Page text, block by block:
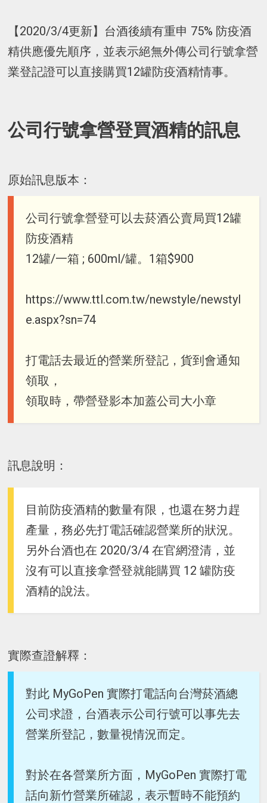
【2020/3/4更新】台酒後續有重申 75% 防疫酒
精供應優先順序，並表示絕無外傳公司行號拿營
業登記證可以直接購買12罐防疫酒精情事。
公司行號拿營登買酒精的訊息
原始訊息版本：
公司行號拿營登可以去菸酒公賣局買12罐
防疫酒精
12罐/一箱 ; 600ml/罐。1箱$900
https://www.ttl.com.tw/newstyle/newstyl
e.aspx?sn=74
打電話去最近的營業所登記，貨到會通知
領取，
領取時，帶營登影本加蓋公司大小章
訊息說明：
目前防疫酒精的數量有限，也還在努力趕
產量，務必先打電話確認營業所的狀況。
另外台酒也在 2020/3/4 在官網澄清，並
沒有可以直接拿營登就能購買 12 罐防疫
酒精的說法。
實際查證解釋：
對此 MyGoPen 實際打電話向台灣菸酒總
公司求證，台酒表示公司行號可以事先去
營業所登記，數量視情況而定。
對於在各營業所方面，MyGoPen 實際打電
話向新竹營業所確認，表示暫時不能預約